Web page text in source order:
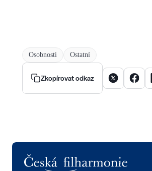
Osobnosti Ostatní
Zkopírovat odkaz Sdílet článek
Sdílet